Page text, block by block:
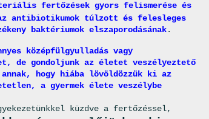
fertőzések gyors felismerése és
antibiotikumok túlzott és felesleges
baktériumok elszaporodásának.
középfülgyulladás vagy
de gondoljunk az életet veszélyeztető
annak, hogy hiába lövöldözzük ki az
a gyermek élete veszélybe
küzdve a fertőzéssel,